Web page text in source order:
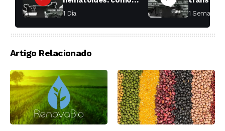
aumentar a
produtividade das
soqueiras?
1 Dia ⁮
fábricas
1 Semana ⁮
Artigo Relacionado